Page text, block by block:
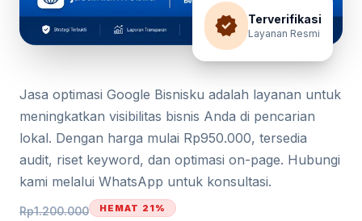
verified Terverifikasi
Layanan Resmi
Jasa optimasi Google Bisnisku adalah layanan untuk
meningkatkan visibilitas bisnis Anda di pencarian
lokal. Dengan harga mulai Rp950.000, tersedia
audit, riset keyword, dan optimasi on-page. Hubungi
kami melalui WhatsApp untuk konsultasi.
Rp1.200.000 HEMAT 21%